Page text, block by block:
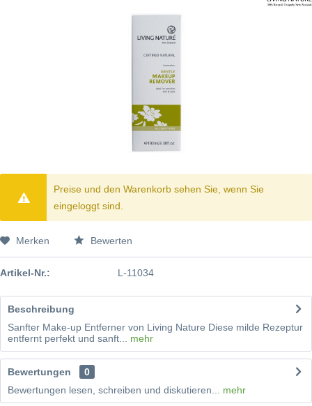
Preise und den Warenkorb sehen Sie, wenn Sie
eingeloggt sind.
Merken Bewerten
Artikel-Nr.: L-11034
Beschreibung
Sanfter Make-up Entferner von Living Nature Diese milde Rezeptur
entfernt perfekt und sanft... mehr
Bewertungen
0
Bewertungen lesen, schreiben und diskutieren... mehr